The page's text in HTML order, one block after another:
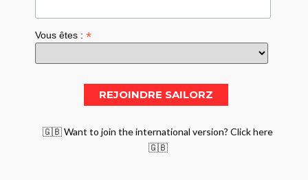
Vous êtes :*
🇬🇧 Want to join the international version? Click here
🇬🇧